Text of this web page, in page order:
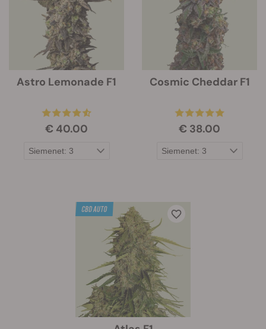
Astro Lemonade F1
€ 40.00
Cosmic Cheddar F1
€ 38.00